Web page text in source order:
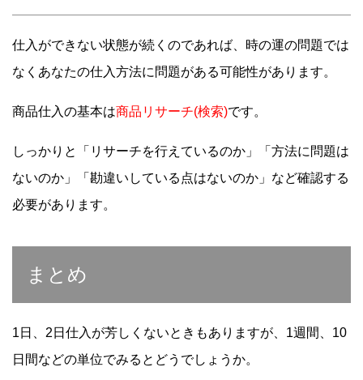
仕入ができない状態が続くのであれば、時の運の問題では
なくあなたの仕入方法に問題がある可能性があります。
商品仕入の基本は商品リサーチ(検索)です。
しっかりと「リサーチを行えているのか」「方法に問題は
ないのか」「勘違いしている点はないのか」など確認する
必要があります。
まとめ
1日、2日仕入が芳しくないときもありますが、1週間、10
日間などの単位でみるとどうでしょうか。